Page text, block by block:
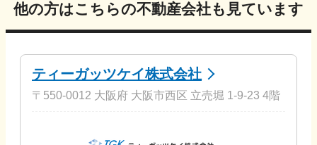
他の方はこちらの不動産会社も見ています
ティーガッツケイ株式会社
〒550-0012 大阪府 大阪市西区 立売堀 1-9-23 4階